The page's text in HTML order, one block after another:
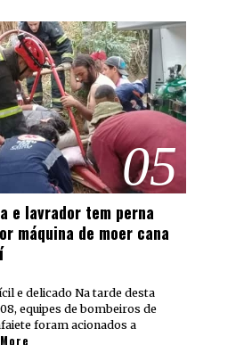
05
e lavrador tem perna
máquina de moer cana
e delicado Na tarde desta
equipes de bombeiros de
foram acionados a
More